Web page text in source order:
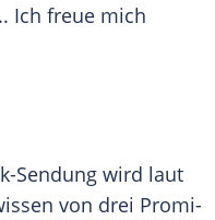
Ich freue mich
Sendung wird laut
von drei Promi-